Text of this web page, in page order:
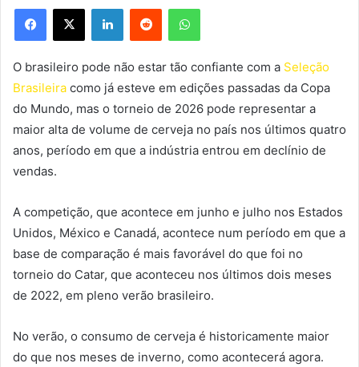
Facebook
X LinkedinReddit WhatsApp
O brasileiro pode não estar tão confiante com a Seleção
Brasileira como já esteve em edições passadas da Copa
do Mundo, mas o torneio de 2026 pode representar a
maior alta de volume de cerveja no país nos últimos quatro
anos, período em que a indústria entrou em declínio de
vendas.
A competição, que acontece em junho e julho nos Estados
Unidos, México e Canadá, acontece num período em que a
base de comparação é mais favorável do que foi no
torneio do Catar, que aconteceu nos últimos dois meses
de 2022, em pleno verão brasileiro.
No verão, o consumo de cerveja é historicamente maior
do que nos meses de inverno, como acontecerá agora.